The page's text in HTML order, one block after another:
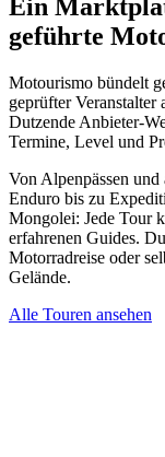
Ein
geführte
Motourismo bündelt
geprüfter Veranstalter
Dutzende Anbieter-
Termine, Level und
Von Alpenpässen
Enduro bis zu
Mongolei: Jede Tour
erfahrenen Guides.
Motorradreise oder
Gelände.
Alle Touren ansehen